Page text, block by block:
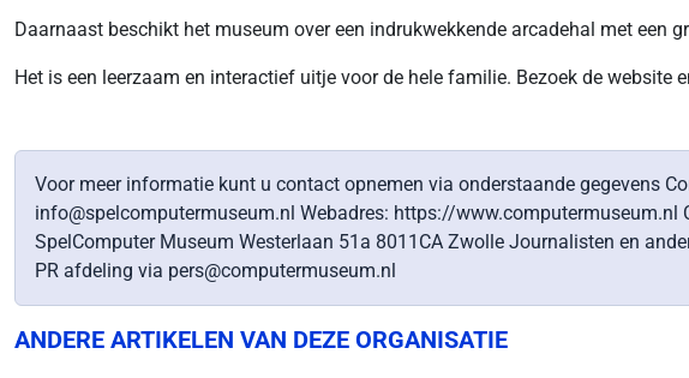
Daarnaast beschikt het museum over een indrukwekkende arcadehal met een
Het is een leerzaam en interactief uitje voor de hele familie. Bezoek de website
Voor meer informatie kunt u contact opnemen via onderstaande gegevens
info@spelcomputermuseum.nl Webadres: https://
SpelComputer Museum Westerlaan 51a 8011CA Zwolle Journalisten en
PR afdeling via pers@computermuseum.nl
ANDERE ARTIKELEN VAN DEZE ORGANISATIE